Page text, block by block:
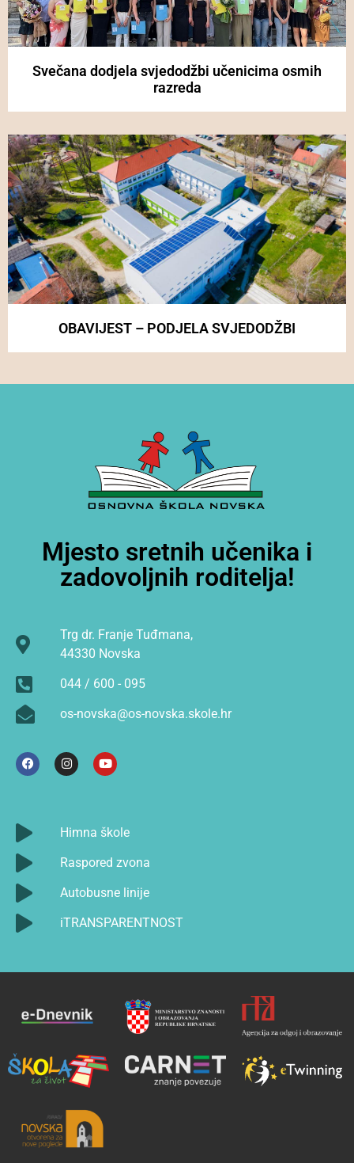
Svečana dodjela svjedodžbi učenicima osmih
razreda
OBAVIJEST – PODJELA SVJEDODŽBI
Mjesto sretnih učenika i
zadovoljnih roditelja!
Trg dr. Franje Tuđmana,
44330 Novska
044 / 600 - 095
os-novska@os-novska.skole.hr
Himna škole
Raspored zvona
Autobusne linije
iTRANSPARENTNOST